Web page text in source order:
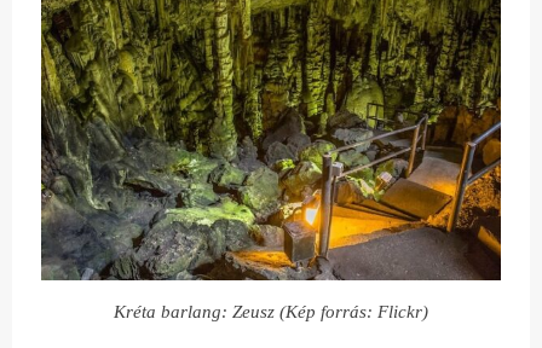
Kréta barlang: Zeusz (Kép forrás: Flickr)